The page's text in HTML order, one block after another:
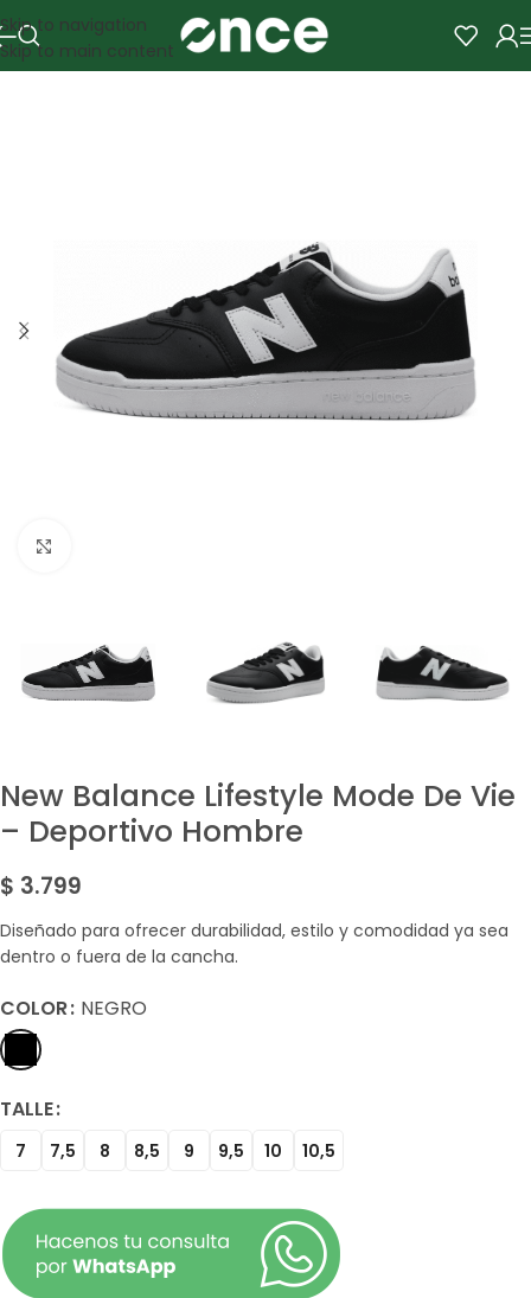
Skip to navigation
Skip to main content
New Balance Lifestyle Mode De Vie
– Deportivo Hombre
$ 3.799
Diseñado para ofrecer durabilidad, estilo y comodidad ya sea
dentro o fuera de la cancha.
COLOR NEGRO
TALLE
7 7,5 8 8,5 9 9,5 10 10,5